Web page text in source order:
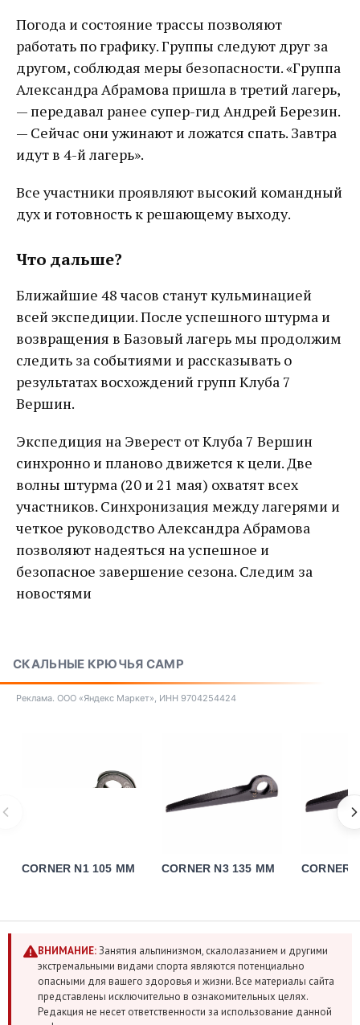
Погода и состояние трассы позволяют
работать по графику. Группы следуют друг за
другом, соблюдая меры безопасности. «Группа
Александра Абрамова пришла в третий лагерь,
— передавал ранее супер-гид Андрей Березин.
— Сейчас они ужинают и ложатся спать. Завтра
идут в 4-й лагерь».
Все участники проявляют высокий командный
дух и готовность к решающему выходу.
Что дальше?
Ближайшие 48 часов станут кульминацией
всей экспедиции. После успешного штурма и
возвращения в Базовый лагерь мы продолжим
следить за событиями и рассказывать о
результатах восхождений групп Клуба 7
Вершин.
Экспедиция на Эверест от Клуба 7 Вершин
синхронно и планово движется к цели. Две
волны штурма (20 и 21 мая) охватят всех
участников. Синхронизация между лагерями и
четкое руководство Александра Абрамова
позволяют надеяться на успешное и
безопасное завершение сезона. Следим за
новостями
СКАЛЬНЫЕ КРЮЧЬЯ CAMP
Реклама. ООО «Яндекс Маркет», ИНН 9704254424
CORNER N1 105 MM CORNER N3 135 MM CORNER
ВНИМАНИЕ:Занятия альпинизмом, скалолазанием и другими
экстремальными видами спорта являются потенциально
опасными для вашего здоровья и жизни. Все материалы сайта
представлены исключительно в ознакомительных целях.
Редакция не несет ответственности за использование данной